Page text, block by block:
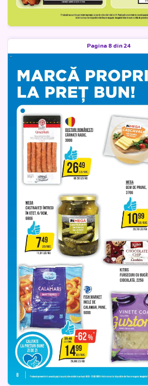
Pagina 8 din 24